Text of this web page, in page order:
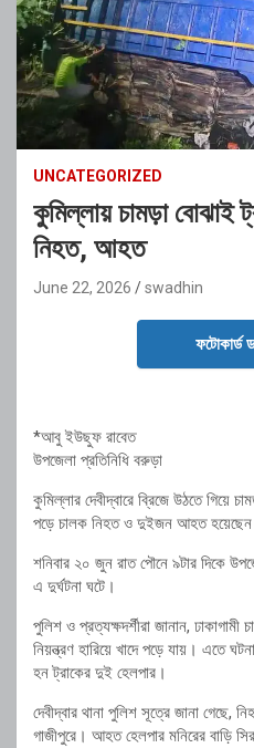
UNCATEGORIZED
কুমিল্লায় চামড়া বোঝাই
নিহত, আহত
June 22, 2026 swadhin
ফটোকার্ড
*আবু ইউছুফ রাবেত
উপজেলা প্রতিনিধি বরুড়া
কুমিল্লার দেবীদ্বারে ব্রিজে উঠতে গিয়ে
পড়ে চালক নিহত ও দুইজন আহত
শনিবার ২০ জুন রাত পৌনে ৯টার দিকে
এ দুর্ঘটনা ঘটে।
পুলিশ ও প্রত্যক্ষদর্শীরা জানান, ঢাকাগামী
নিয়ন্ত্রণ হারিয়ে খাদে পড়ে যায়। এতে
হন ট্রাকের দুই হেলপার।
দেবীদ্বার থানা পুলিশ সূত্রে জানা গেছে,
গাজীপুরে। আহত হেলপার মনিরের বাড়ি